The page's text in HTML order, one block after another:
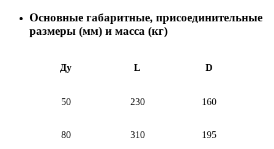
Основные габаритные, присоединительные
размеры (мм) и масса (кг)
Ду L D
50 230 160
80 310 195